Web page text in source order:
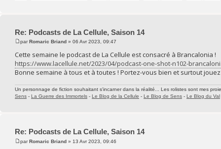
Re: Podcasts de La Cellule, Saison 14
parRomaric Briand » 06 Avr 2023, 09:47
Cette semaine le podcast de La Cellule est consacré à Brancalonia !
https://www.lacellule.net/2023/04/podcast-one-shot-n102-
Bonne semaine à tous et à toutes ! Portez-vous bien et surtout
Un personnage de fiction souhaitant s'incarner dans la réalité... Les rolistes sont mes
Sens - La Guerre des Immortels - Le Blog de la Cellule - Le Blog de Sens - Le Blog du Val
Re: Podcasts de La Cellule, Saison 14
parRomaric Briand » 13 Avr 2023, 09:46